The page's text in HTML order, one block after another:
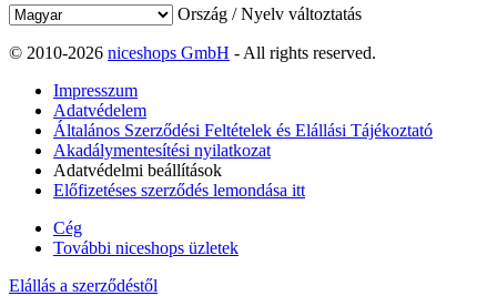
Ország / Nyelv változtatás
© 2010-2026 niceshops GmbH - All rights reserved.
Impresszum
Adatvédelem
Általános Szerződési Feltételek és Elállási Tájékoztató
Akadálymentesítési nyilatkozat
Adatvédelmi beállítások
Előfizetéses szerződés lemondása itt
Cég
További niceshops üzletek
Elállás a szerződéstől